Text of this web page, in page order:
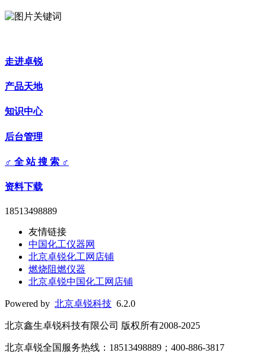
走进卓锐
产品天地
知识中心
后台管理
♂ 全 站 搜 索 ♂
资料下载
18513498889
友情链接
中国化工仪器网
北京卓锐化工网店铺
燃烧阻燃仪器
北京卓锐中国化工网店铺
Powered by 北京卓锐科技 6.2.0
北京鑫生卓锐科技有限公司 版权所有2008-2025
北京卓锐全国服务热线：18513498889；400-886-3817